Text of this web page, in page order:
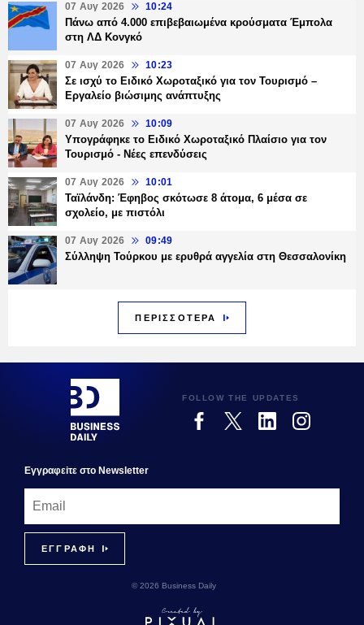
07 Αυγ 2026 10:24
Πάνω από 4.000 επιβεβαιωμένα κρούσματα Έμπολα
στη ΛΔ Κονγκό
07 Αυγ 2026 10:23
Σε ισχύ το Ειδικό Χωροταξικό για τον Τουρισμό –
Εργαλείο βιώσιμης ανάπτυξης
07 Αυγ 2026 10:09
Υπογράφηκε το Ειδικό Χωροταξικό Πλαίσιο για τον
Τουρισμό - Νέες επενδύσεις
07 Αυγ 2026 10:01
Ταϊλάνδη: Έφηβος σκότωσε 8 άτομα, 6 μέσα σε
σχολείο, με πιστόλι
07 Αυγ 2026 09:49
Σύλληψη Τούρκου με ερυθρά αγγελία στη Θεσσαλονίκη
ΠΕΡΙΣΣΟΤΕΡΑ
FOLLOW THE UPDATES
Εγγραφεiτε στο Newsletter
© 2026 Business Daily